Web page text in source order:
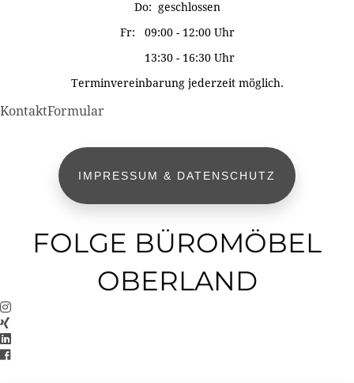
Do: geschlossen
Fr: 09:00 - 12:00 Uhr
13:30 - 16:30 Uhr
Terminvereinbarung jederzeit möglich.
KontaktFormular
IMPRESSUM & DATENSCHUTZ
FOLGE BÜROMÖBEL
OBERLAND